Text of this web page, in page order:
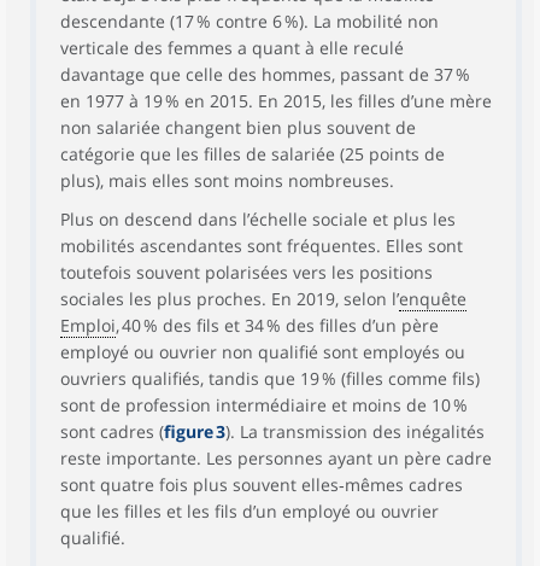
descendante (17 % contre 6 %). La mobilité non
verticale des femmes a quant à elle reculé
davantage que celle des hommes, passant de 37 %
en 1977 à 19 % en 2015. En 2015, les filles d’une mère
non salariée changent bien plus souvent de
catégorie que les filles de salariée (25 points de
plus), mais elles sont moins nombreuses.
Plus on descend dans l’échelle sociale et plus les
mobilités ascendantes sont fréquentes. Elles sont
toutefois souvent polarisées vers les positions
sociales les plus proches. En 2019, selon l’enquête
Emploi, 40 % des fils et 34 % des filles d’un père
employé ou ouvrier non qualifié sont employés ou
ouvriers qualifiés, tandis que 19 % (filles comme fils)
sont de profession intermédiaire et moins de 10 %
sont cadres (figure 3). La transmission des inégalités
reste importante. Les personnes ayant un père cadre
sont quatre fois plus souvent elles‑mêmes cadres
que les filles et les fils d’un employé ou ouvrier
qualifié.